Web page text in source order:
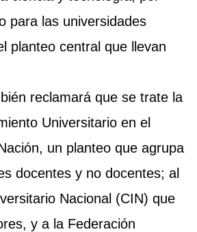
para las universidades
planteo central que llevan
reclamará que se trate la
Universitario en el
un planteo que agrupa
docentes y no docentes; al
Nacional (CIN) que
y a la Federación